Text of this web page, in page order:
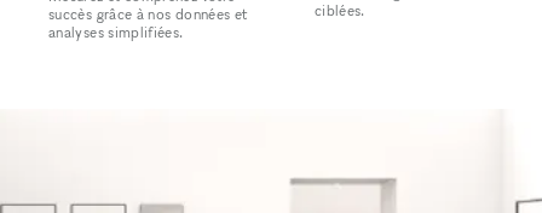
succès grâce à nos données et
analyses simplifiées.
ciblées.